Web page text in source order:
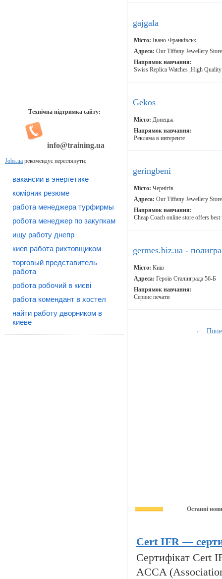
Технічна підтримка сайту:
info@training.ua
Jobs.ua рекомендує переглянути:
вакансии в энергетике
комірник резюме
работа менеджера турфирмы
робота менеджер по закупкам
ищу работу днепр
киев работа рихтовщиком
торговый представитель
работа
робота робочий в києві
работа комендант в хостел
найти работу дворником в
киеве
gajgala
Місто: Івано-Франківськ
Адреса: Our Tiffany Jewellery
Напрямок навчання:
Swiss Replica Watches ,High
Gekos
Місто: Донецьк
Напрямок навчання:
Реклама в интеренте
geringbeni
Місто: Чернігів
Адреса: Our Tiffany Jewellery
Напрямок навчання:
Cheap Coach online store offers
germes.biz.ua -
Місто: Київ
Адреса: Героїв Сталінграда 56-Б
Напрямок навчання:
Сервис печати
←
Останні
Cert IFR —
Сертифікат Cert
ACCA